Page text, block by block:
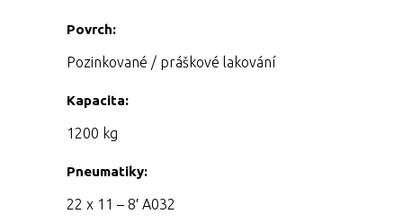
Povrch:
Pozinkované / práškové lakování
Kapacita:
1200 kg
Pneumatiky:
22 x 11 – 8′ A032